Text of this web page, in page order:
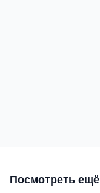
Посмотреть ещё